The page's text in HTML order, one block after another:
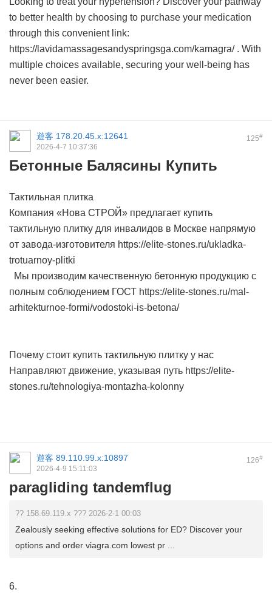
to better health by choosing to purchase your medication
through this convenient link:
https://lavidamassagesandyspringsga.com/kamagra/ . With
multiple choices available, securing your well-being has
never been easier.
125#
遊客 178.20.45.x:12641
2026-4-7 10:37:36
Бетонные Балясины Купить
Тактильная плитка
Компания «Нова СТРОЙ» предлагает купить
тактильную плитку для инвалидов в Москве напрямую
от завода-изготовителя https://elite-stones.ru/ukladka-
trotuarnoy-plitki
Мы производим качественную бетонную продукцию с
полным соблюдением ГОСТ https://elite-stones.ru/mal-
arhitekturnoe-formi/vodostoki-is-betona/
Почему стоит купить тактильную плитку у нас
Направляют движение, указывая путь https://elite-
stones.ru/tehnologiya-montazha-kolonny
126#
遊客 89.110.99.x:10897
2026-4-9 15:11:03
paragliding tandemflug
?? 158.69.119.x ??? 2026-2-1 00:03
Zealously seeking effective solutions for ED? Discover your
options and order viagra.com lowest pr ...
6.